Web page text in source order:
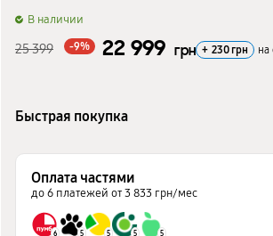
B наличии
25 399 -9% 22 999 грн + 230 грн на
Быстрая покупка
Оплата частями
до 6 платежей от 3 833 грн/мес
6 5 5 5 5